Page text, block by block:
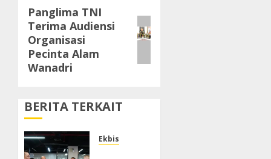
Next
post:
Panglima TNI
Terima Audiensi
Organisasi
Pecinta Alam
Wanadri
BERITA TERKAIT
Ekbis